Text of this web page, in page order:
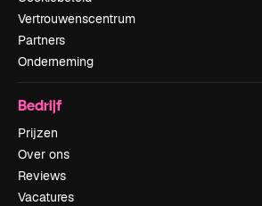
Vertrouwenscentrum
Partners
Onderneming
Bedrijf
Prijzen
Over ons
Reviews
Vacatures